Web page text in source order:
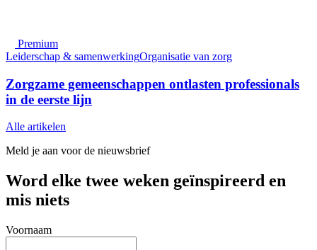
Premium
Leiderschap & samenwerkingOrganisatie van zorg
Zorgzame gemeenschappen ontlasten professionals
in de eerste lijn
Alle artikelen
Meld je aan voor de nieuwsbrief
Word elke twee weken geïnspireerd en
mis niets
Voornaam